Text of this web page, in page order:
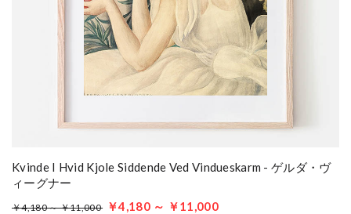
Kvinde I Hvid Kjole Siddende Ved Vindueskarm - ゲルダ・ヴ
ィーグナー
￥4,180 ～ ￥11,000 ￥4,180 ～ ￥11,000